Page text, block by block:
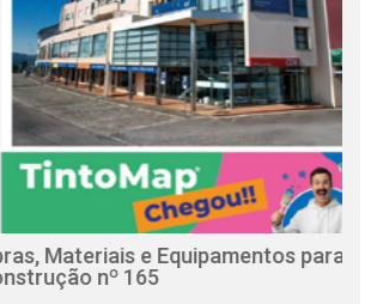
e Equipamentos para a
165